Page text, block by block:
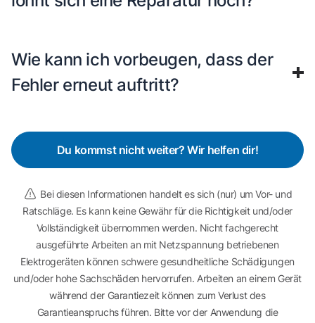
Wie kann ich vorbeugen, dass der
Fehler erneut auftritt?
Du kommst nicht weiter? Wir helfen dir!
Bei diesen Informationen handelt es sich (nur) um Vor- und
Ratschläge. Es kann keine Gewähr für die Richtigkeit und/oder
Vollständigkeit übernommen werden. Nicht fachgerecht
ausgeführte Arbeiten an mit Netzspannung betriebenen
Elektrogeräten können schwere gesundheitliche Schädigungen
und/oder hohe Sachschäden hervorrufen. Arbeiten an einem Gerät
während der Garantiezeit können zum Verlust des
Garantieanspruchs führen. Bitte vor der Anwendung die